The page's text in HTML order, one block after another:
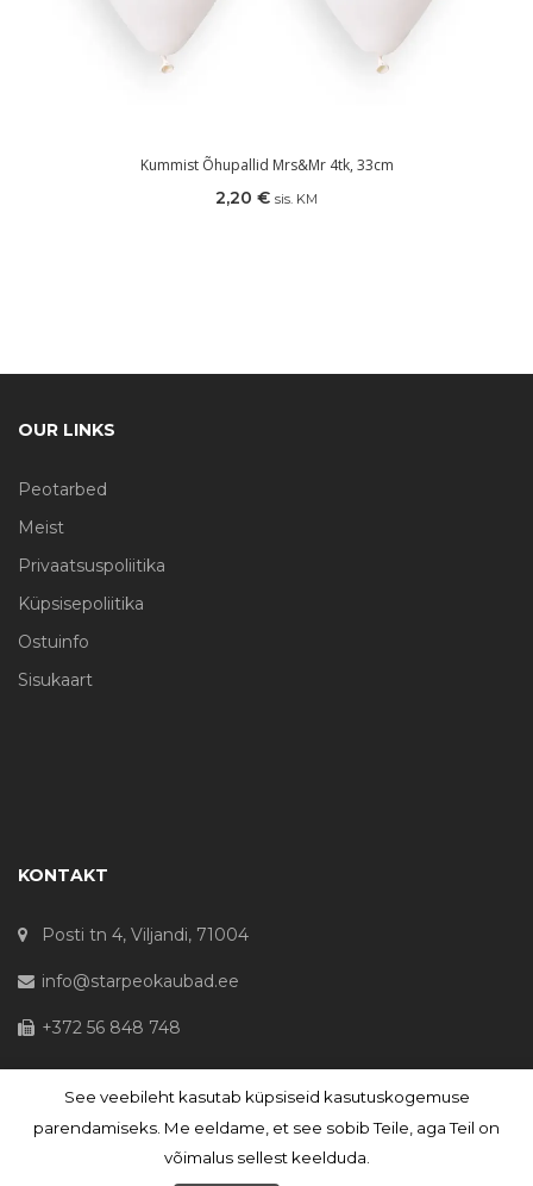
Kummist Õhupallid Mrs&Mr 4tk, 33cm
2,20 € sis. KM
OUR LINKS
Peotarbed
Meist
Privaatsuspoliitika
Küpsisepoliitika
Ostuinfo
Sisukaart
KONTAKT
Posti tn 4, Viljandi, 71004
info@starpeokaubad.ee
+372 56 848 748
© Haljaste OÜ 2020 - Registrikood 10645867
See veebileht kasutab küpsiseid kasutuskogemuse
parendamiseks. Me eeldame, et see sobib Teile, aga Teil on
võimalus sellest keelduda.